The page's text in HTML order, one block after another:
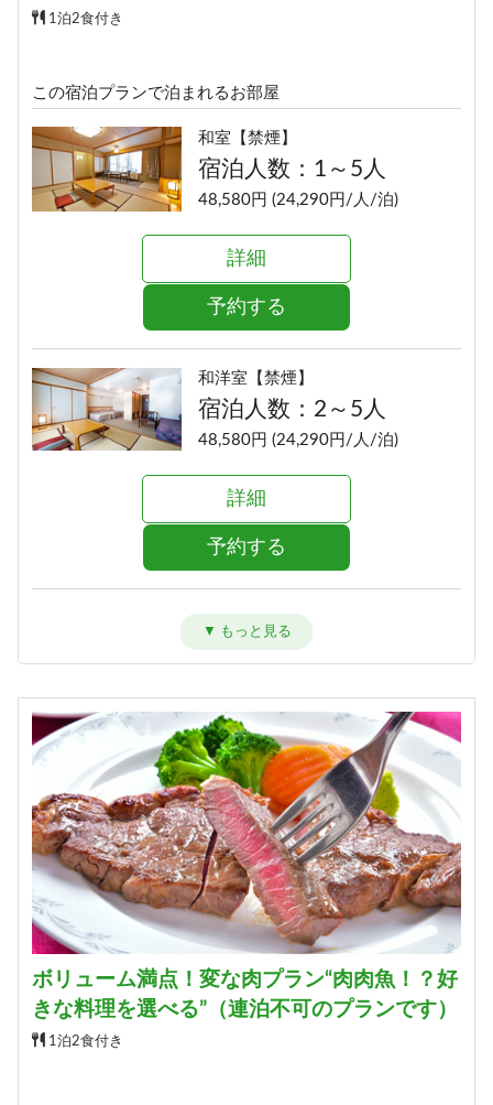
1泊2食付き
この宿泊プランで泊まれるお部屋
和室【禁煙】
宿泊人数：1～5人
48,580円 (24,290円/人/泊)
詳細
予約する
和洋室【禁煙】
宿泊人数：2～5人
48,580円 (24,290円/人/泊)
詳細
予約する
詳細
予約する
特別室【禁煙】
宿泊人数：2～4人
74,580円 (37,290円/人/泊)
詳細
ボリューム満点！変な肉プラン“肉肉魚！？好
きな料理を選べる”（連泊不可のプランです）
1泊2食付き